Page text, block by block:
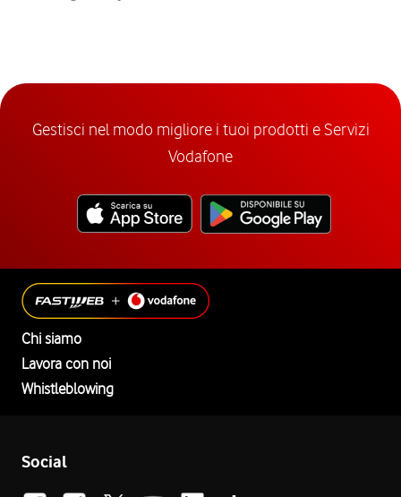
Gestisci nel modo migliore i tuoi prodotti e Servizi
Vodafone
Chi siamo
Lavora con noi
Whistleblowing
Social